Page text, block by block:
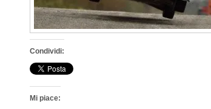
Condividi:
Mi piace: